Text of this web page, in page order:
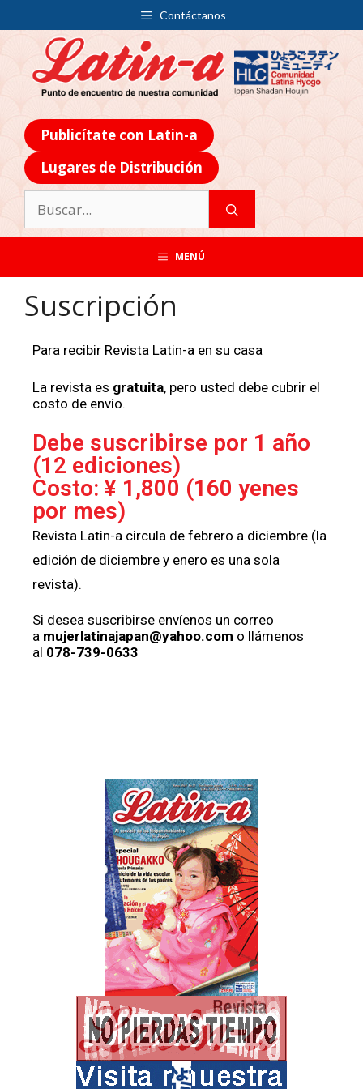
Contáctanos
Publicítate con Latin-a
Lugares de Distribución
MENÚ
Suscripción
Para recibir Revista Latin-a en su casa
La revista es gratuita, pero usted debe cubrir el
costo de envío.
Debe suscribirse por 1 año
(12 ediciones)
Costo: ¥ 1,800 (160 yenes
por mes)
Revista Latin-a circula de febrero a diciembre (la
edición de diciembre y enero es una sola
revista).
Si desea suscribirse envíenos un correo
a mujerlatinajapan@yahoo.com o llámenos
al 078-739-0633